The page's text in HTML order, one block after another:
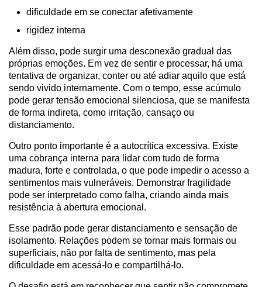
dificuldade em se conectar afetivamente
rigidez interna
Além disso, pode surgir uma desconexão gradual das
próprias emoções. Em vez de sentir e processar, há uma
tentativa de organizar, conter ou até adiar aquilo que está
sendo vivido internamente. Com o tempo, esse acúmulo
pode gerar tensão emocional silenciosa, que se manifesta
de forma indireta, como irritação, cansaço ou
distanciamento.
Outro ponto importante é a autocrítica excessiva. Existe
uma cobrança interna para lidar com tudo de forma
madura, forte e controlada, o que pode impedir o acesso a
sentimentos mais vulneráveis. Demonstrar fragilidade
pode ser interpretado como falha, criando ainda mais
resistência à abertura emocional.
Esse padrão pode gerar distanciamento e sensação de
isolamento. Relações podem se tornar mais formais ou
superficiais, não por falta de sentimento, mas pela
dificuldade em acessá-lo e compartilhá-lo.